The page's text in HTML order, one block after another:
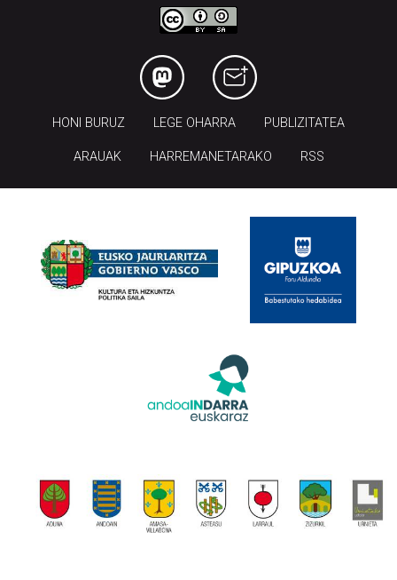
HONI BURUZ LEGE OHARRA PUBLIZITATEA
ARAUAK HARREMANETARAKO RSS